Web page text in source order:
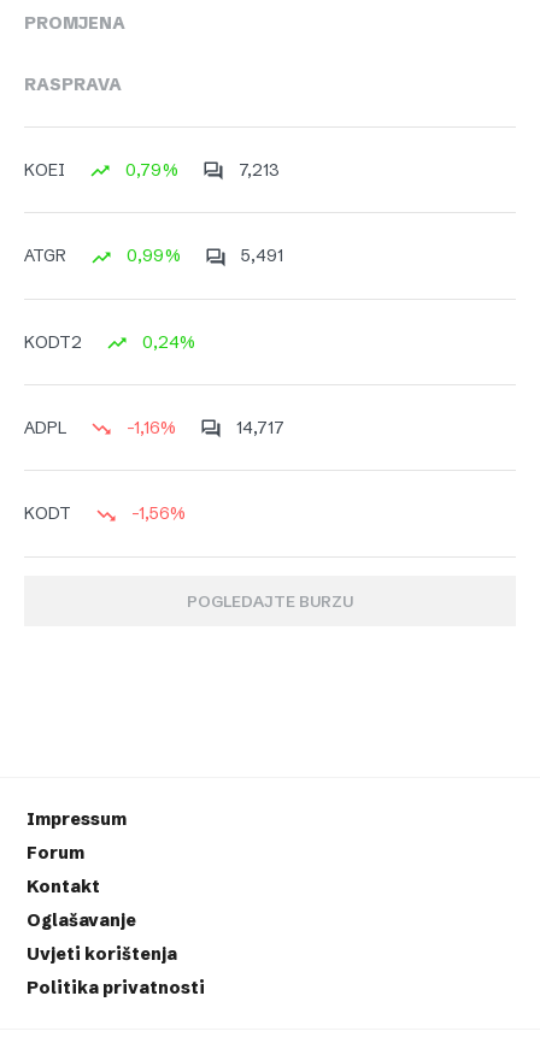
PROMJENA
RASPRAVA
KOEI 0,79% 7,213
ATGR 0,99% 5,491
KODT2 0,24%
ADPL -1,16% 14,717
KODT -1,56%
POGLEDAJTE BURZU
Impressum
Forum
Kontakt
Oglašavanje
Uvjeti korištenja
Politika privatnosti